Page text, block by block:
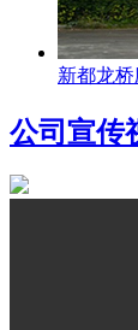
新都龙
公司宣传